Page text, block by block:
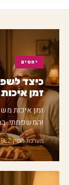
יחסים
כיצד
זמן
זמן איכות
והמשפחתי.
פעולה
מערכת מגזין SLZ